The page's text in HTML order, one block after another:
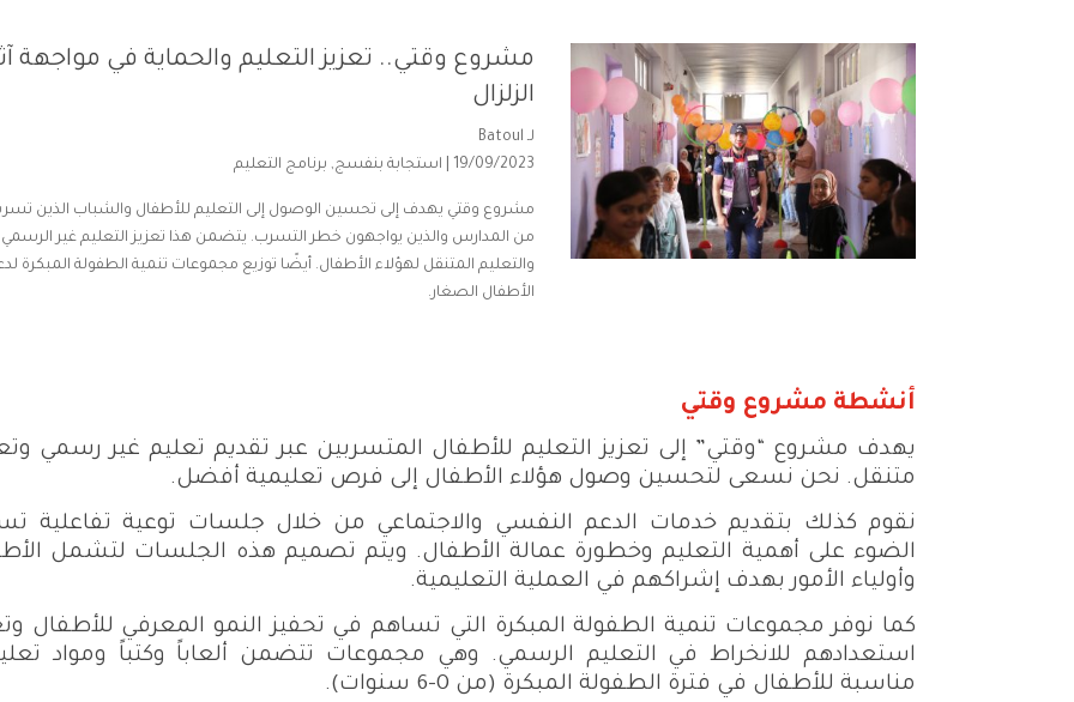
مشروع وقتي.. تعزيز التعليم والحماية في مواجهة
الزلزال
لـ Batoul
19/09/2023 |
استجابة بنفسج, برنامج التعليم
مشروع وقتي يهدف إلى تحسين الوصول إلى التعليم للأطفال والشباب الذين
من المدارس والذين يواجهون خطر التسرب. يتضمن هذا تعزيز التعليم غير الرسمي
والتعليم المتنقل لهؤلاء الأطفال. أيضًا توزيع مجموعات تنمية الطفولة المبكرة
الأطفال الصغار.
أنشطة مشروع وقتي
يهدف مشروع “وقتي” إلى تعزيز التعليم للأطفال المتسربين عبر تقديم تعليم غير رسمي
متنقل. نحن نسعى لتحسين وصول هؤلاء الأطفال إلى فرص تعليمية أفضل.
نقوم كذلك بتقديم خدمات الدعم النفسي والاجتماعي من خلال جلسات توعية تفاعلية
الضوء على أهمية التعليم وخطورة عمالة الأطفال. ويتم تصميم هذه الجلسات لتشمل
وأولياء الأمور بهدف إشراكهم في العملية التعليمية.
كما نوفر مجموعات تنمية الطفولة المبكرة التي تساهم في تحفيز النمو المعرفي للأطفال
استعدادهم للانخراط في التعليم الرسمي. وهي مجموعات تتضمن ألعاباً وكتباً ومواد
مناسبة للأطفال في فترة الطفولة المبكرة (من 0-6 سنوات).